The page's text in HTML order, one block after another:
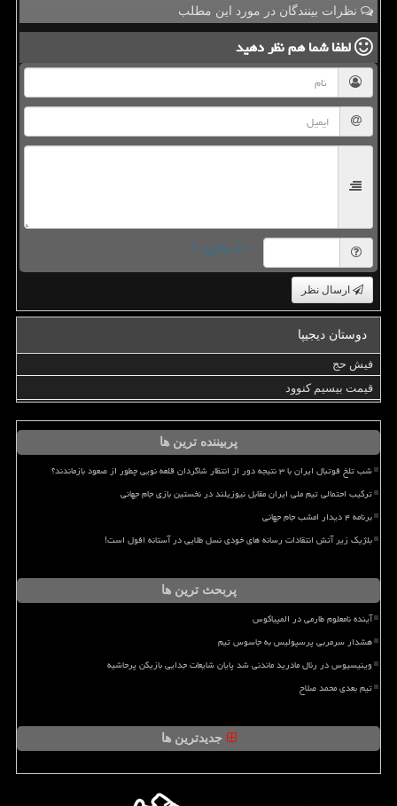
نظرات بینندگان در مورد این مطلب
لطفا شما همنظر دهید
= ۵ بعلاوه ۴
ارسال نظر
دوستان دیجیپا
فیش حج
قیمت بیسیم کنوود
پربیننده ترین ها
شب تلخ فوتبال ایران با ۳ نتیجه دور از انتظار شاگردان قلعه نویی چطور از صعود بازماندند؟
ترکیب احتمالی تیم ملی ایران مقابل نیوزیلند در نخستین بازی جام جهانی
برنامه ۴ دیدار امشب جام جهانی
بلژیک زیر آتش انتقادات رسانه های خودی نسل طلایی در آستانه افول است!
پربحث ترین ها
آینده نامعلوم طارمی در المپیاکوس
هشدار سرمربی پرسپولیس به جاسوس تیم
وینیسیوس در رئال مادرید ماندنی شد پایان شایعات جدایی بازیکن پرحاشیه
تیم بعدی محمد صلاح
جدیدترین ها